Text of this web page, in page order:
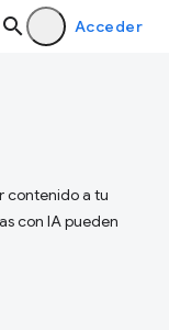
Acceder
contenido a tu
con IA pueden